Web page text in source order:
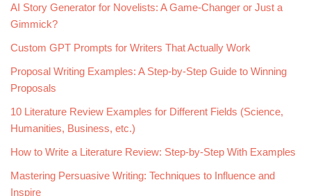
AI Story Generator for Novelists: A Game-Changer or Just a
Gimmick?
Custom GPT Prompts for Writers That Actually Work
Proposal Writing Examples: A Step-by-Step Guide to Winning
Proposals
10 Literature Review Examples for Different Fields (Science,
Humanities, Business, etc.)
How to Write a Literature Review: Step-by-Step With Examples
Mastering Persuasive Writing: Techniques to Influence and
Inspire